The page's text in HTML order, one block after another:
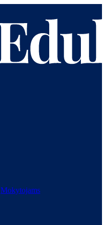
Mokytojams